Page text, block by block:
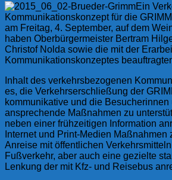
Ein
Kommunikationskonzept für die
am Freitag, 4. September, auf dem
haben Oberbürgermeister Bertram
Christof Nolda sowie die mit der
Kommunikationskonzeptes
Inhalt des verkehrsbezogenen
es, die Verkehrserschließung der
kommunikative und die
ansprechende Maßnahmen zu
neben einer frühzeitigen Information
Internet und Print-Medien Maßnahmen
Anreise mit öffentlichen
Fußverkehr, aber auch eine gezielte
Lenkung der mit Kfz- und Reisebus